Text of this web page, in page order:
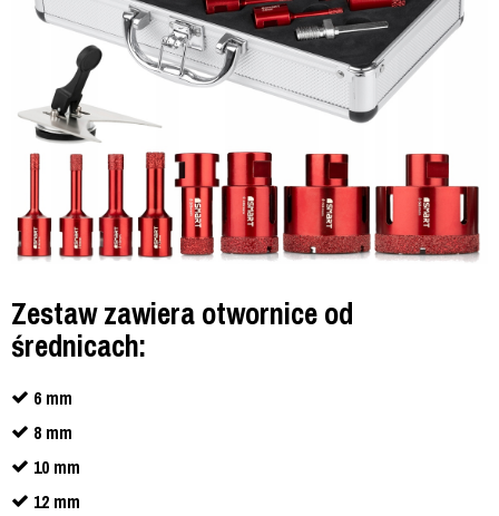
Zestaw zawiera otwornice od
średnicach:
6 mm
8 mm
10 mm
12 mm